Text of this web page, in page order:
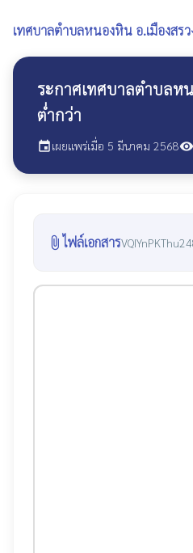
เทศบาลตำบลหนองหิน อ.เมืองสร
ระกาศเทศบาลตำบลห
ต่ำกว่า
eventเผยแพร่เมื่อ 5 มีนาคม 2568visibility
attach_file ไฟล์เอกสาร